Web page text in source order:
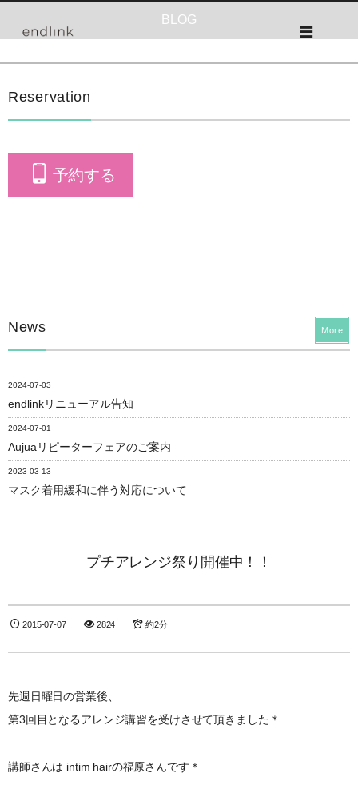
BLOG
Reservation
予約する
News
2024-07-03
endlinkリニューアル告知
2024-07-01
Aujuaリピーターフェアのご案内
2023-03-13
マスク着用緩和に伴う対応について
More
プチアレンジ祭り開催中！！
2015-07-07 2824 約2分
先週日曜日の営業後、
第3回目となるアレンジ講習を受けさせて頂きました＊
講師さんは intim hairの福原さんです＊